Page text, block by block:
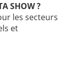
SHOW ?
les secteurs
et